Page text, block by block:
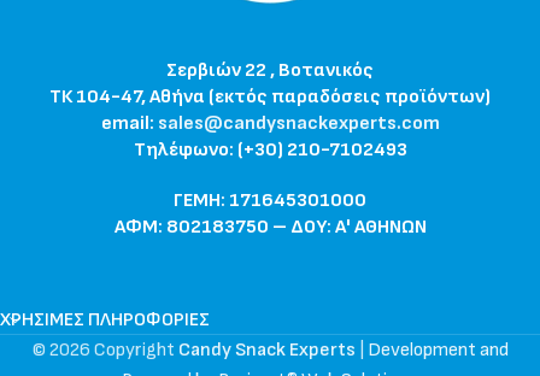
Σερβιών 22 , Βοτανικός
ΤΚ 104-47, Αθήνα (εκτός παραδόσεις προϊόντων)
email: sales@candysnackexperts.com
Τηλέφωνο: (+30) 210-7102493
ΓΕΜΗ: 171645301000
ΑΦΜ: 802183750 – ΔΟΥ: Α' ΑΘΗΝΩΝ
ΧΡΉΣΙΜΕΣ ΠΛΗΡΟΦΟΡΊΕΣ
© 2026 Copyright Candy Snack Experts
Development and